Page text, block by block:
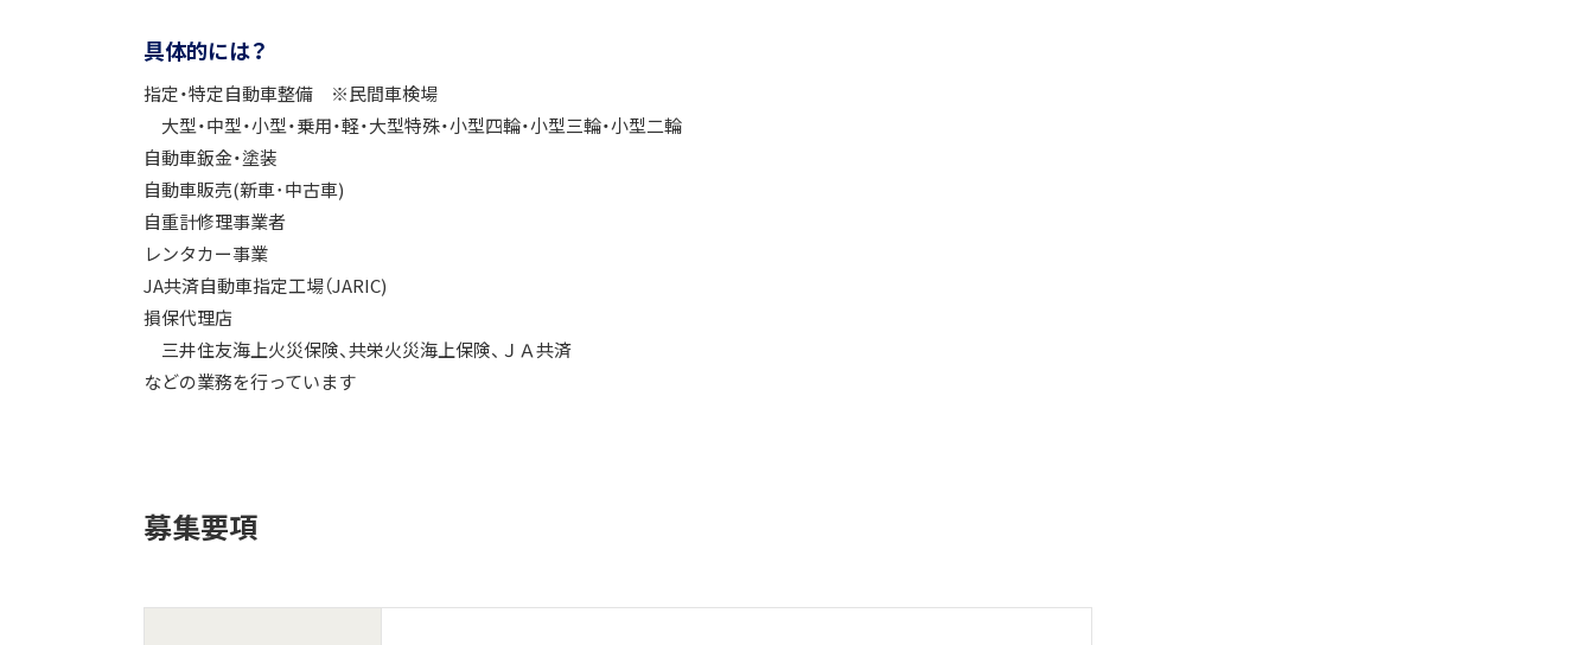
具体的には？
指定・特定自動車整備 ※民間車検場
大型・中型・小型・乗用・軽・大型特殊・小型四輪・小型三輪・小型二輪
自動車鈑金・塗装
自動車販売(新車･中古車)
自重計修理事業者
レンタカー事業
JA共済自動車指定工場（JARIC)
損保代理店
三井住友海上火災保険、共栄火災海上保険、ＪＡ共済
などの業務を行っています
募集要項